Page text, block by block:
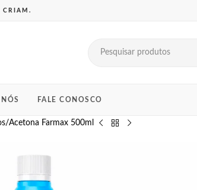
FALE CONOSCO
Acetona Farmax 500ml